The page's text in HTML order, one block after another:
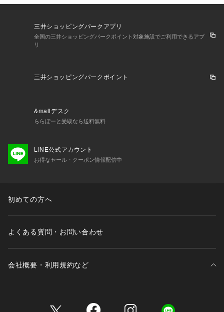
の上、ご使用をお願いします。
三井ショッピングパークアプリ
全国の三井ショッピングパークポイント対象施設でご利用できるアプ
リ
三井ショッピングパークポイント
&mallデスク
ららぽーと受取なら送料無料
LINE公式アカウント
お得なセール・クーポン情報配信中
初めての方へ
よくある質問・お問い合わせ
会社概要・利用規約など